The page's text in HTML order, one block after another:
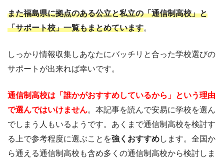
また福島県に拠点のある公立と私立の「通信制高校」と
「サポート校」一覧もまとめています。
しっかり情報収集しあなたにバッチリと合った学校選びの
サポートが出来れば幸いです。
通信制高校は「誰かがおすすめしているから」という理由
で選んではいけません。本記事を読んで安易に学校を選ん
でしまう人もいるようです。あくまで通信制高校を検討す
る上で参考程度に選ぶことを強くおすすめします。全国か
ら通える通信制高校も含め多くの通信制高校から検討しま